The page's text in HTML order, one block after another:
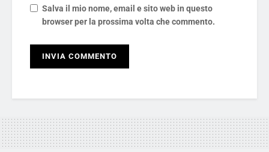
Salva il mio nome, email e sito web in questo
browser per la prossima volta che commento.